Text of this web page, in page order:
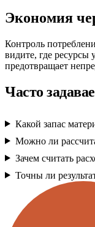
Экономия
Контроль
видите, где ресурсы
предотвращает
Часто
Какой запас
Можно ли
Зачем считать
Точны ли